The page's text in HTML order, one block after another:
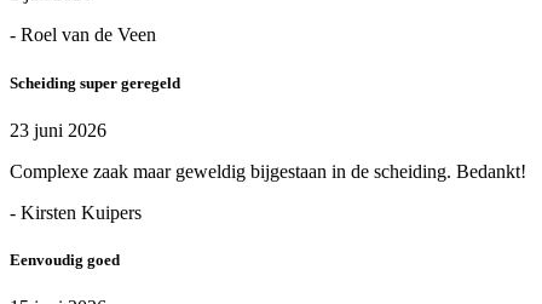
- Roel van de Veen
Scheiding super geregeld
23 juni 2026
Complexe zaak maar geweldig bijgestaan in de scheiding. Bedankt!
- Kirsten Kuipers
Eenvoudig goed